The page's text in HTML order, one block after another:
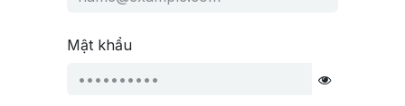
Mật khẩu